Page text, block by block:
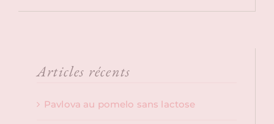
Articles récents
Pavlova au pomelo sans lactose